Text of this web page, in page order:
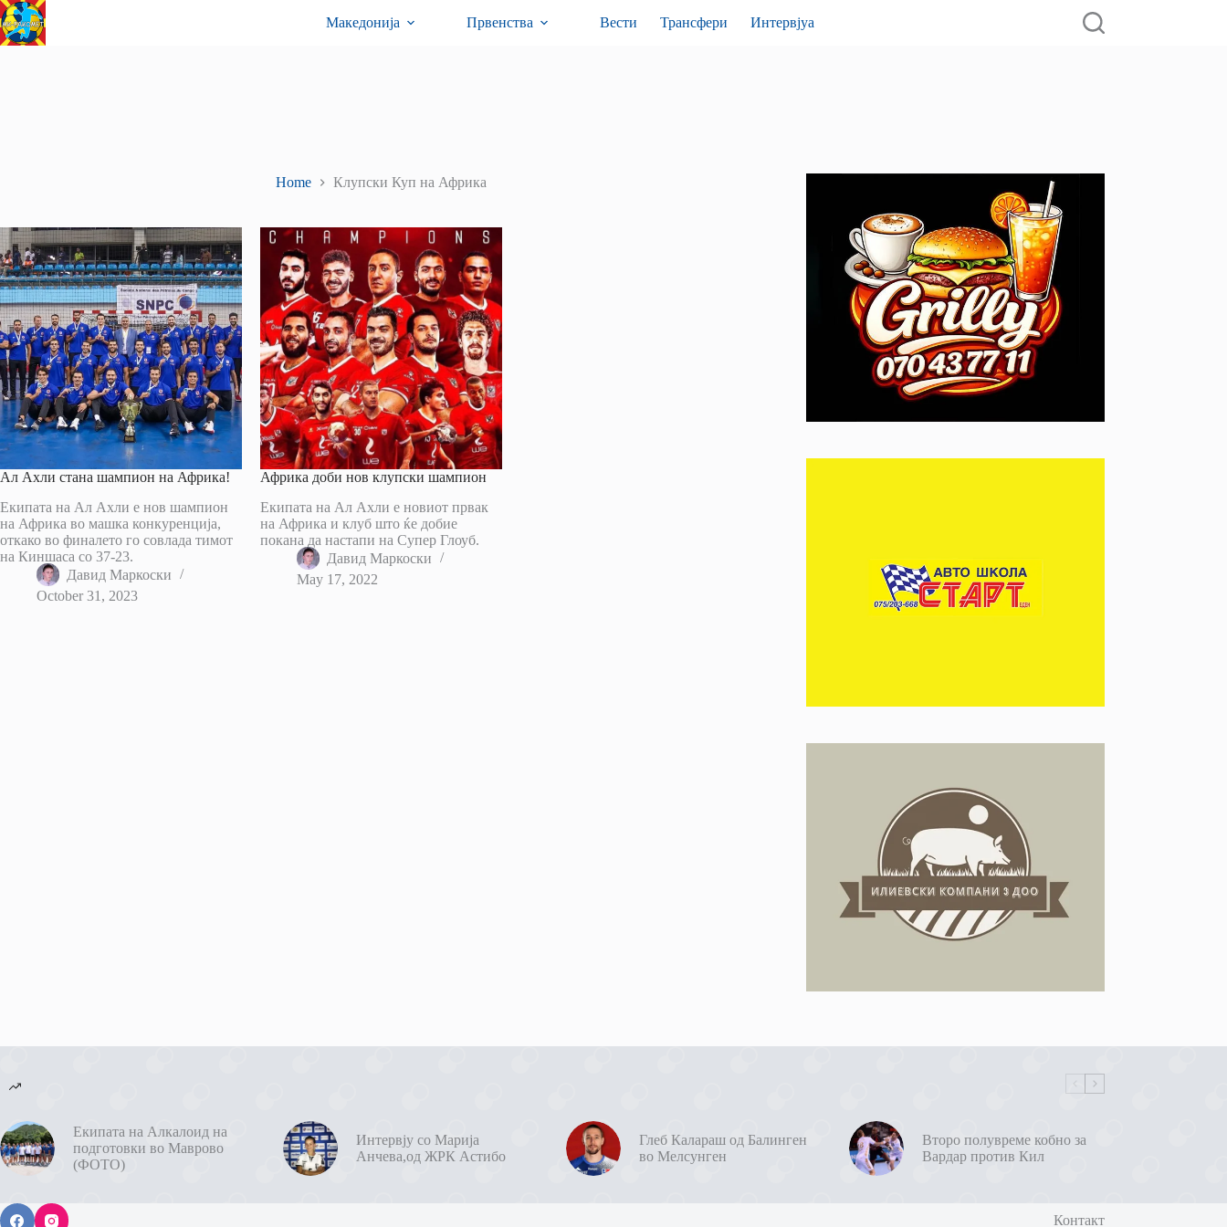
Skip
to
content
Македонија Првенства Вести Трансфери Интервјуа
Home Клупски Куп на Африка
Ал Ахли стана шампион на Африка!
Екипата на Ал Ахли е нов шампион
на Африка во машка конкуренција,
откако во финалето го совлада тимот
на Киншаса со 37-23.
Давид Маркоски
October 31, 2023
Африка доби нов клупски шампион
Екипата на Ал Ахли е новиот првак
на Африка и клуб што ќе добие
покана да настапи на Супер Глоуб.
Давид Маркоски
May 17, 2022
Екипата на Алкалоид на
подготовки во Маврово
(ФОТО)
Интервју со Марија
Анчева,од ЖРК Астибо
Глеб Калараш од Балинген
во Мелсунген
Второ полувреме кобно за
Вардар против Кил
Контакт